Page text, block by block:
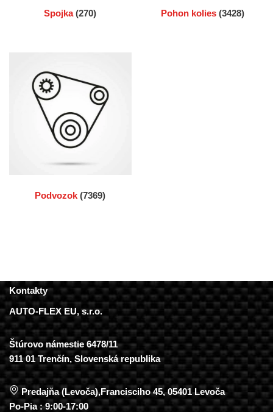
Spojka(270) Pohon kolies(3428)
Podvozok(7369)
Kontakty
AUTO-FLEX EU, s.r.o.
Štúrovo námestie 6478/11
911 01 Trenčín, Slovenská republika
Predajňa (Levoča),Francisciho 45, 05401 Levoča
Po-Pia : 9:00-17:00